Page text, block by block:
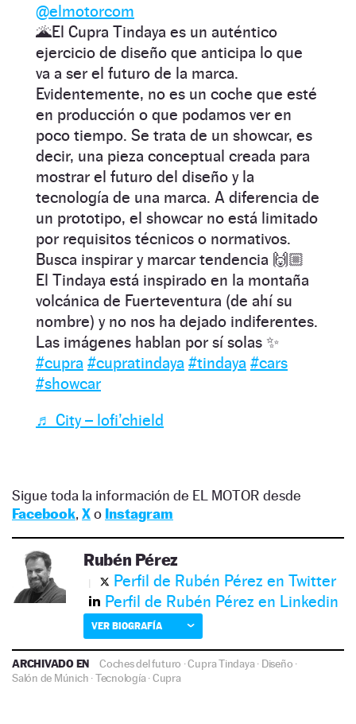
@elmotorcom
🌋El Cupra Tindaya es un auténtico
ejercicio de diseño que anticipa lo que
va a ser el futuro de la marca.
Evidentemente, no es un coche que esté
en producción o que podamos ver en
poco tiempo. Se trata de un showcar, es
decir, una pieza conceptual creada para
mostrar el futuro del diseño y la
tecnología de una marca. A diferencia de
un prototipo, el showcar no está limitado
por requisitos técnicos o normativos.
Busca inspirar y marcar tendencia 🙌🏼
El Tindaya está inspirado en la montaña
volcánica de Fuerteventura (de ahí su
nombre) y no nos ha dejado indiferentes.
Las imágenes hablan por sí solas ✨
#cupra #cupratindaya #tindaya #cars
#showcar
♬ City – lofi’chield
Sigue toda la información de EL MOTOR desde
Facebook, Xo Instagram
Rubén Pérez
Perfil de Rubén Pérez en Twitter
Perfil de Rubén Pérez en Linkedin
VER BIOGRAFÍA
ARCHIVADO EN Coches del futuro ·Cupra Tindaya· Diseño ·
Salón de Múnich ·Tecnología·Cupra